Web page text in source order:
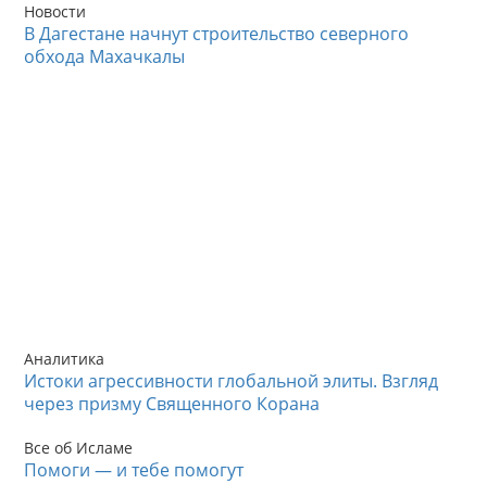
Новости
В Дагестане начнут строительство северного
обхода Махачкалы
Аналитика
Истоки агрессивности глобальной элиты. Взгляд
через призму Священного Корана
Все об Исламе
Помоги — и тебе помогут